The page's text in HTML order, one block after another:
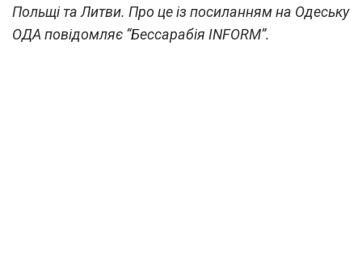
Польщі та Литви. Про це із посиланням на Одеську
ОДА повідомляє “Бессарабія INFORM”.